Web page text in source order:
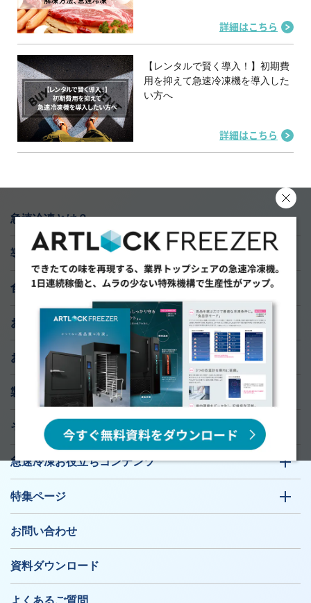
詳細はこちら
【レンタルで賢く導入！】初期費
用を抑えて急速冷凍機を導入した
い方へ
詳細はこちら
急速冷凍とは？
導入実績
食材研究ラボ
おすすめ導入サポート
お知らせ
製品ラインナップ
そのお悩み、急速冷凍機が解決します！
急速冷凍お役立ちコンテンツ
特集ページ
お問い合わせ
資料ダウンロード